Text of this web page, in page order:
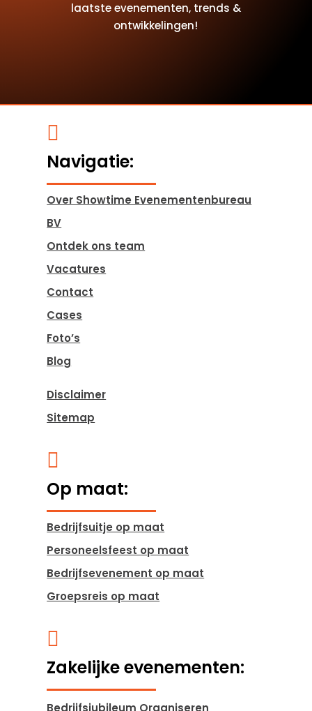
laatste evenementen, trends &
ontwikkelingen!

Navigatie:
Over Showtime Evenementenbureau
BV
Ontdek ons team
Vacatures
Contact
Cases
Foto’s
Blog
Disclaimer
Sitemap

Op maat:
Bedrijfsuitje op maat
Personeelsfeest op maat
Bedrijfsevenement op maat
Groepsreis op maat

Zakelijke evenementen:
Bedrijfsjubileum Organiseren